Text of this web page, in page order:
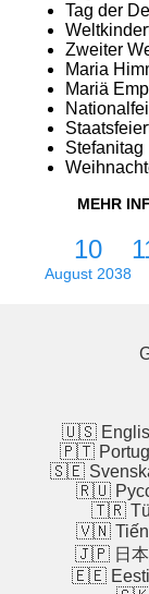
Tag der
Zweiter
Maria
Mariä
Stefanitag
MEHR
10
August 2038
🇺🇸
🇵🇹
🇸🇪
🇷🇺
🇹🇷
🇻🇳
🇯🇵 日本
🇪🇪 Eesti